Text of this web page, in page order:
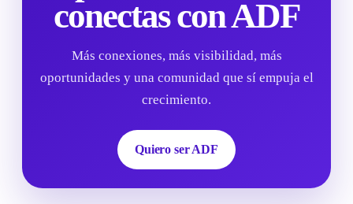
conectas con ADF
Más conexiones, más visibilidad, más
oportunidades y una comunidad que sí empuja el
crecimiento.
Quiero ser ADF